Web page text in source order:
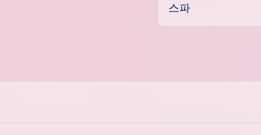
스파